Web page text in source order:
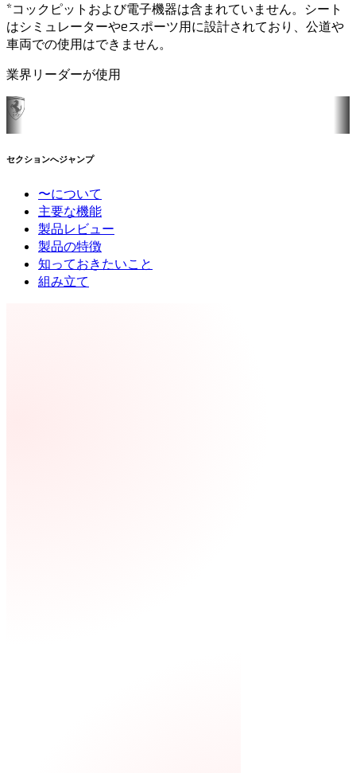
*コックピットおよび電子機器は含まれていません。シート
はシミュレーターやeスポーツ用に設計されており、公道や
車両での使用はできません。
業界リーダーが使用
セクションへジャンプ
〜について
主要な機能
製品レビュー
製品の特徴
知っておきたいこと
組み立て